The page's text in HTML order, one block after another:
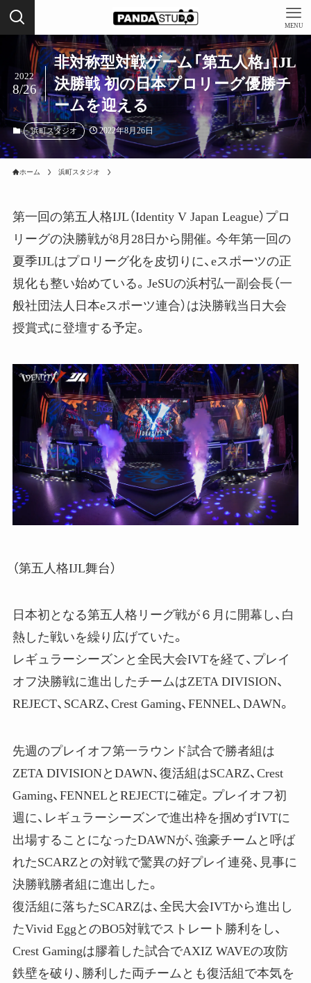
MENU
非対称型対戦ゲーム「第五人格」IJL
決勝戦 初の日本プロリーグ優勝チ
ームを迎える
2022
8/26
浜町スタジオ 2022年8月26日
ホーム 浜町スタジオ
第一回の第五人格IJL（Identity V Japan League）プロ
リーグの決勝戦が8月28日から開催。今年第一回の
夏季IJLはプロリーグ化を皮切りに、eスポーツの正
規化も整い始めている。JeSUの浜村弘一副会長（一
般社団法人日本eスポーツ連合）は決勝戦当日大会
授賞式に登壇する予定。
（第五人格IJL舞台）
日本初となる第五人格リーグ戦が６月に開幕し、白
熱した戦いを繰り広げていた。
レギュラーシーズンと全民大会IVTを経て、プレイ
オフ決勝戦に進出したチームはZETA DIVISION、
REJECT、SCARZ、Crest Gaming、FENNEL、DAWN。
先週のプレイオフ第一ラウンド試合で勝者組は
ZETA DIVISIONとDAWN、復活組はSCARZ、Crest
Gaming、FENNELとREJECTに確定。プレイオフ初
週に、レギュラーシーズンで進出枠を掴めずIVTに
出場することになったDAWNが、強豪チームと呼ば
れたSCARZとの対戦で驚異の好プレイ連発、見事に
決勝戦勝者組に進出した。
復活組に落ちたSCARZは、全民大会IVTから進出し
たVivid EggとのBO5対戦でストレート勝利をし、
Crest Gamingは膠着した試合でAXIZ WAVEの攻防
鉄壁を破り、勝利した両チームとも復活組で本気を